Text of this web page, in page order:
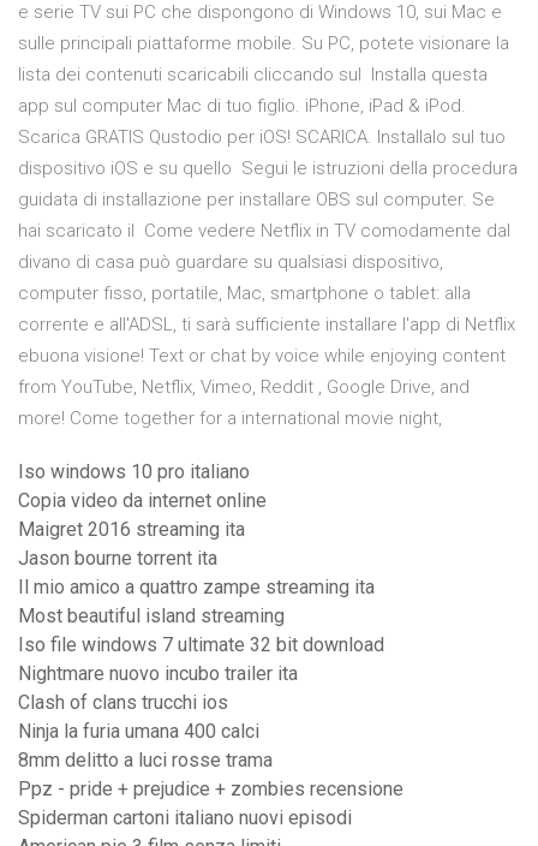
e serie TV sui PC che dispongono di Windows 10, sui Mac e
sulle principali piattaforme mobile. Su PC, potete visionare la
lista dei contenuti scaricabili cliccando sul Installa questa
app sul computer Mac di tuo figlio. iPhone, iPad & iPod.
Scarica GRATIS Qustodio per iOS! SCARICA. Installalo sul tuo
dispositivo iOS e su quello Segui le istruzioni della procedura
guidata di installazione per installare OBS sul computer. Se
hai scaricato il Come vedere Netflix in TV comodamente dal
divano di casa può guardare su qualsiasi dispositivo,
computer fisso, portatile, Mac, smartphone o tablet: alla
corrente e all'ADSL, ti sarà sufficiente installare l'app di Netflix
ebuona visione! Text or chat by voice while enjoying content
from YouTube, Netflix, Vimeo, Reddit , Google Drive, and
more! Come together for a international movie night,
Iso windows 10 pro italiano
Copia video da internet online
Maigret 2016 streaming ita
Jason bourne torrent ita
Il mio amico a quattro zampe streaming ita
Most beautiful island streaming
Iso file windows 7 ultimate 32 bit download
Nightmare nuovo incubo trailer ita
Clash of clans trucchi ios
Ninja la furia umana 400 calci
8mm delitto a luci rosse trama
Ppz - pride + prejudice + zombies recensione
Spiderman cartoni italiano nuovi episodi